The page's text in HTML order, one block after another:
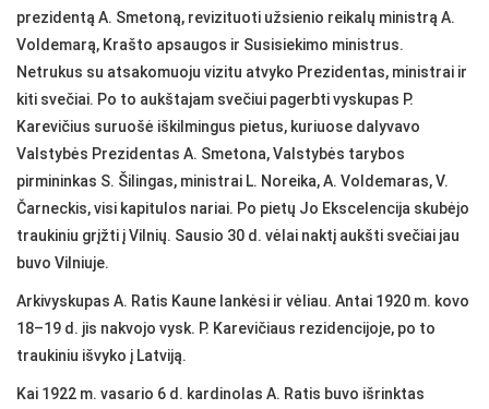
prezidentą A. Smetoną, revizituoti užsienio reikalų ministrą A.
Voldemarą, Krašto apsaugos ir Susisiekimo ministrus.
Netrukus su atsakomuoju vizitu atvyko Prezidentas, ministrai ir
kiti svečiai. Po to aukštajam svečiui pagerbti vyskupas P.
Karevičius suruošė iškilmingus pietus, kuriuose dalyvavo
Valstybės Prezidentas A. Smetona, Valstybės tarybos
pirmininkas S. Šilingas, ministrai L. Noreika, A. Voldemaras, V.
Čarneckis, visi kapitulos nariai. Po pietų Jo Ekscelencija skubėjo
traukiniu grįžti į Vilnių. Sausio 30 d. vėlai naktį aukšti svečiai jau
buvo Vilniuje.
Arkivyskupas A. Ratis Kaune lankėsi ir vėliau. Antai 1920 m. kovo
18–19 d. jis nakvojo vysk. P. Karevičiaus rezidencijoje, po to
traukiniu išvyko į Latviją.
Kai 1922 m. vasario 6 d. kardinolas A. Ratis buvo išrinktas